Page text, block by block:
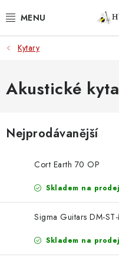
na
KYTARY
UKULELE
KLÁVESY
ZVUK
KYTAROVÉ PŘÍSLUŠENSTVÍ
Kytary
Akustické
Nejprodávanější
Cort Earth 70 OP
Skladem na
Sigma Guitars DM-
Skladem na